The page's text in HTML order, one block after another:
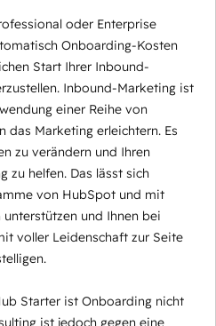
oder Enterprise
Onboarding-Kosten
Start Ihrer Inbound-
Inbound-Marketing ist
einer Reihe von
das Marketing erleichtern. Es
zu verändern und Ihren
zu helfen. Das lässt sich
von HubSpot und mit
und Ihnen bei
voller Leidenschaft zur Seite
Starter ist Onboarding nicht
ist jedoch gegen eine